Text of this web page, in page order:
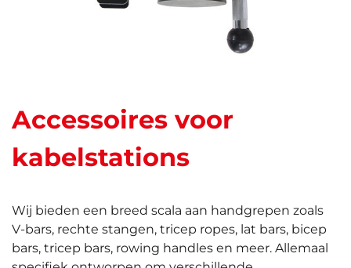
Accessoires voor
kabelstations
Wij bieden een breed scala aan handgrepen zoals
V-bars, rechte stangen, tricep ropes, lat bars, bicep
bars, tricep bars, rowing handles en meer. Allemaal